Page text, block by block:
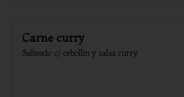
Carne curry
Salteado c/ cebollin y salsa curry